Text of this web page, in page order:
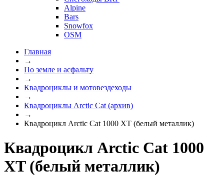
Alpine
Bars
Snowfox
OSM
Главная
→
По земле и асфальту
→
Квадроциклы и мотовездеходы
→
Квадроциклы Arctic Cat (архив)
→
Квадроцикл Arctic Cat 1000 XT (белый металлик)
Квадроцикл Arctic Cat 1000
XT (белый металлик)